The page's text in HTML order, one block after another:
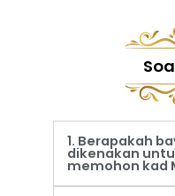
1. Berapakah
dikenakan
memohon kad